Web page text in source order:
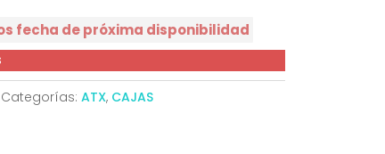
fecha de próxima disponibilidad
Categorías:ATX, CAJAS